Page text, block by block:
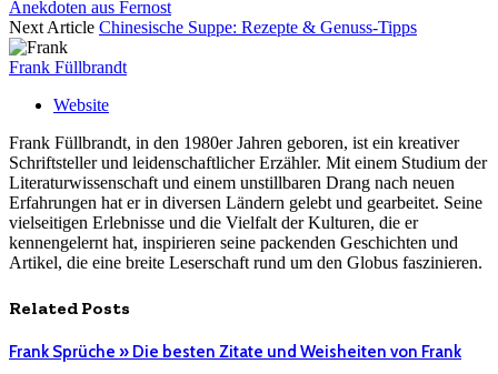
Anekdoten aus Fernost
Next Article Chinesische Suppe: Rezepte & Genuss-Tipps
Frank Füllbrandt
Website
Frank Füllbrandt, in den 1980er Jahren geboren, ist ein kreativer
Schriftsteller und leidenschaftlicher Erzähler. Mit einem Studium der
Literaturwissenschaft und einem unstillbaren Drang nach neuen
Erfahrungen hat er in diversen Ländern gelebt und gearbeitet. Seine
vielseitigen Erlebnisse und die Vielfalt der Kulturen, die er
kennengelernt hat, inspirieren seine packenden Geschichten und
Artikel, die eine breite Leserschaft rund um den Globus faszinieren.
Related Posts
Frank Sprüche » Die besten Zitate und Weisheiten von Frank